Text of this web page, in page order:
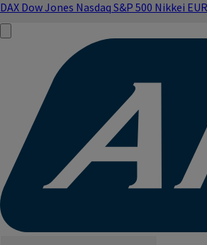
DAX Dow Jones Nasdaq S&P 500 Nikkei